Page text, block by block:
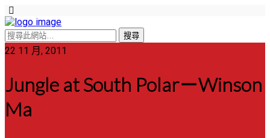
22 11 月, 2011
Jungle at South Polar－Winson
Ma